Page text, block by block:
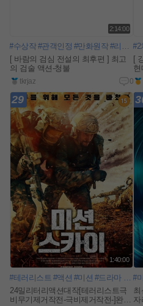
2:14:00
#수상작 #관객인정 #만화원작 #리얼액션
[ 바람의 검심 전설의 최후편 ] 최고
의 검술 액션-청불
tkrjaz 0
#2
[
현
29
1:40:00
#테러리스트 #액션 #미션 #드라마 #함정
24밀리터리액션대작[테러리스트극
비무기제거작전-극비제거작전-]완벽
#
최
자